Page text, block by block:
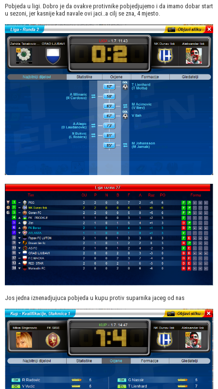
Pobjeda u ligi. Dobro je da ovakve protivnike pobjedjujemo i da imamo dobar start
u sezoni, jer kasnije kad navale ovi jaci..a cilj se zna, 4 mjesto.
Jos jedna iznenadjujuca pobjeda u kupu protiv suparnika jaceg od nas